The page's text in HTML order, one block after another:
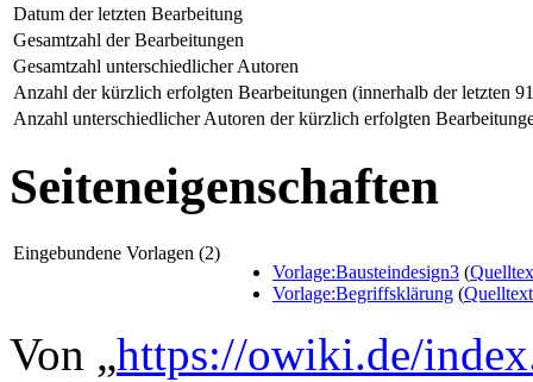
Datum der letzten Bearbeitung
Gesamtzahl der Bearbeitungen
Gesamtzahl unterschiedlicher Autoren
Anzahl der kürzlich erfolgten Bearbeitungen (innerhalb der letzten
Anzahl unterschiedlicher Autoren der kürzlich erfolgten
Seiteneigenschaften
Eingebundene Vorlagen (2)
Vorlage:Bausteindesign3 (
Vorlage:Begriffsklärung (
Von „https://owiki.de/